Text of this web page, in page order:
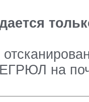
ЕГРЮЛ на